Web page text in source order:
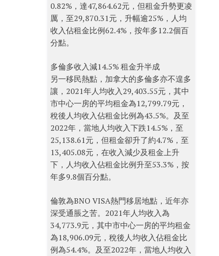
0.82%，達47,864.62元，但租金升勢更凌
厲，至29,870.31元，升幅逾25%，人均
收入佔租金比例62.4%，按年多12.2個百
分點。
多倫多收入減14.5% 租金升半成
另一移民熱點，加拿大的多倫多亦不遑多
讓，2021年人均收入29,403.55元，其中
市中心一房的平均租金為12,799.79元，
稅後人均收入佔租金比例為43.5%。及至
2022年，當地人均收入下跌14.5%，至
25,138.61元，但租金卻升了約4.7%，至
13,405.08元，在收入減少及租金上升
下，人均收入佔租金比例升至53.3%，按
年多9.8個百分點。
倫敦為BNO VISA熱門移居地點，近年亦
深受通脹之苦。2021年人均收入為
34,773.9元，其中市中心一房的平均租金
為18,906.09元，稅後人均收入佔租金比
例為54.4%。及至2022年，當地人均收入